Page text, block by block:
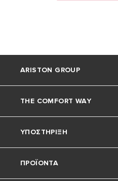
ARISTON GROUP
ΣΧΕΤΙΚΑ ΜΕ ΕΜΑΣ
Η ομάδα
Καριέρα
THE COMFORT WAY
NEA
ΚΑΤΟΙΚIΑ
ΥΠΟΣΤΗΡΙΞΗ
Εξυπηρέτηση Πελατών
ΠΡΟΪΟΝΤΑ